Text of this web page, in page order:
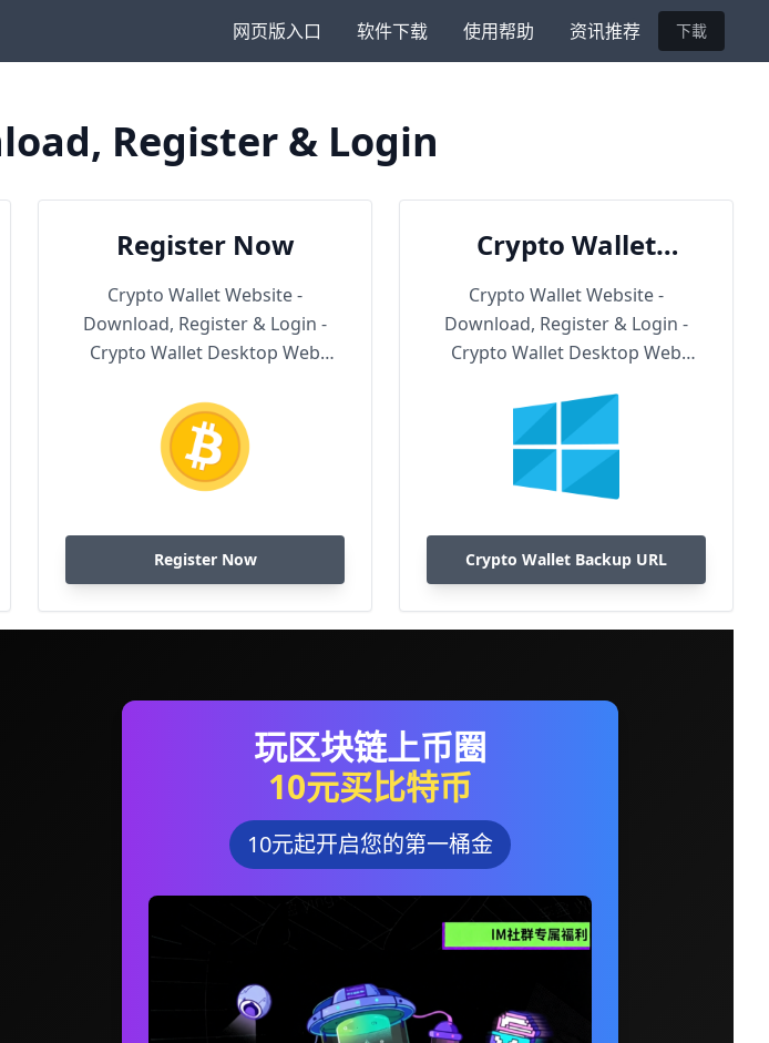
网页版入口 软件下载 使用帮助 资讯推荐 下載
Register & Login
Register Now
Crypto Wallet Website -
Download, Register & Login -
Crypto Wallet Desktop Web
Register Now
Crypto Wallet
Backup URL
Crypto Wallet Website -
Download, Register & Login -
Crypto Wallet Desktop Web
Crypto Wallet Backup URL
玩区块链上币圈
10元买比特币
10元起开启您的第一桶金